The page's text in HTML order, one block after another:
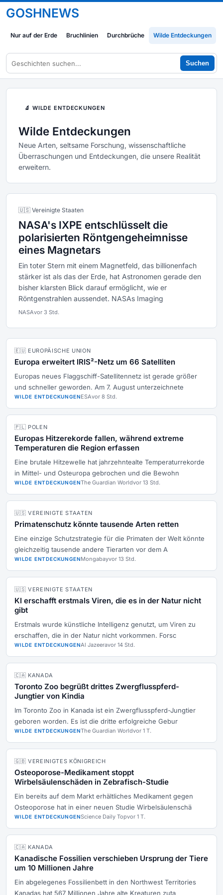
GOSHNEWS
Nur auf der Erde Bruchlinien Durchbrüche Wilde Entdeckungen
Suchen
🔬 WILDE ENTDECKUNGEN
Wilde Entdeckungen
Neue Arten, seltsame Forschung, wissenschaftliche
Überraschungen und Entdeckungen, die unsere Realität
erweitern.
🇺🇸 Vereinigte Staaten
NASA's IXPE entschlüsselt die
polarisierten Röntgengeheimnisse
eines Magnetars
Ein toter Stern mit einem Magnetfeld, das billionenfach
stärker ist als das der Erde, hat Astronomen gerade den
bisher klarsten Blick darauf ermöglicht, wie er
Röntgenstrahlen aussendet. NASAs Imaging
NASAvor 3 Std.
🇪🇺 EUROPÄISCHE UNION
Europa erweitert IRIS²-Netz um 66 Satelliten
Europas neues Flaggschiff-Satellitennetz ist gerade größer
und schneller geworden. Am 7. August unterzeichnete
WILDE ENTDECKUNGENESAvor 8 Std.
🇵🇱 POLEN
Europas Hitzerekorde fallen, während extreme
Temperaturen die Region erfassen
Eine brutale Hitzewelle hat jahrzehntealte Temperaturrekorde
in Mittel- und Osteuropa gebrochen und die Bewohn
WILDE ENTDECKUNGENThe Guardian Worldvor 13 Std.
🇺🇸 VEREINIGTE STAATEN
Primatenschutz könnte tausende Arten retten
Eine einzige Schutzstrategie für die Primaten der Welt könnte
gleichzeitig tausende andere Tierarten vor dem A
WILDE ENTDECKUNGENMongabayvor 13 Std.
🇺🇸 VEREINIGTE STAATEN
KI erschafft erstmals Viren, die es in der Natur nicht
gibt
Erstmals wurde künstliche Intelligenz genutzt, um Viren zu
erschaffen, die in der Natur nicht vorkommen. Forsc
WILDE ENTDECKUNGENAl Jazeeravor 14 Std.
🇨🇦 KANADA
Toronto Zoo begrüßt drittes Zwergflusspferd-
Jungtier von Kindia
Im Toronto Zoo in Kanada ist ein Zwergflusspferd-Jungtier
geboren worden. Es ist die dritte erfolgreiche Gebur
WILDE ENTDECKUNGENThe Guardian Worldvor 1 T.
🇬🇧 VEREINIGTES KÖNIGREICH
Osteoporose-Medikament stoppt
Wirbelsäulenschäden in Zebrafisch-Studie
Ein bereits auf dem Markt erhältliches Medikament gegen
Osteoporose hat in einer neuen Studie Wirbelsäulenschä
WILDE ENTDECKUNGENScience Daily Topvor 1 T.
🇨🇦 KANADA
Kanadische Fossilien verschieben Ursprung der Tiere
um 10 Millionen Jahre
Ein abgelegenes Fossilienbett in den Northwest Territories
Kanadas hat 567 Millionen Jahre alte Kreaturen zuta